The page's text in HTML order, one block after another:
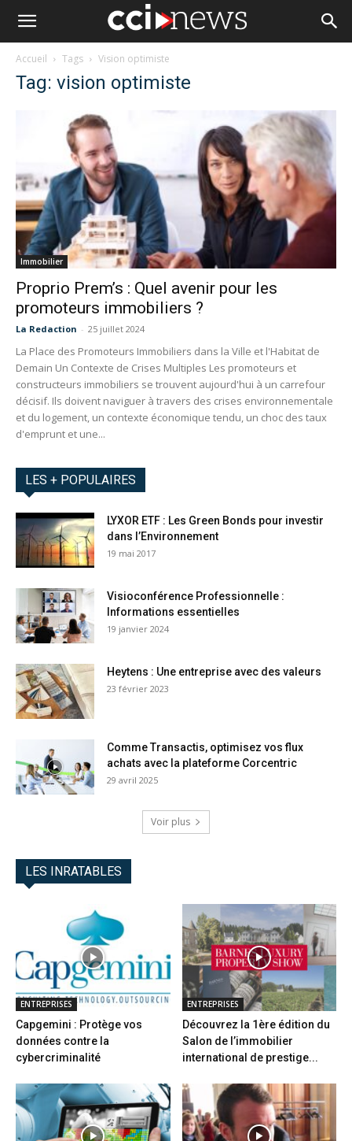
Accueil Tags Vision optimiste
Tag: vision optimiste
Immobilier
Proprio Prem’s : Quel avenir pour les
promoteurs immobiliers ?
La Redaction - 25 juillet 2024
La Place des Promoteurs Immobiliers dans la Ville et l'Habitat de
Demain Un Contexte de Crises Multiples Les promoteurs et
constructeurs immobiliers se trouvent aujourd'hui à un carrefour
décisif. Ils doivent naviguer à travers des crises environnementale
et du logement, un contexte économique tendu, un choc des taux
d'emprunt et une...
LES + POPULAIRES
LYXOR ETF : Les Green Bonds pour investir
dans l’Environnement
19 mai 2017
Visioconférence Professionnelle :
Informations essentielles
19 janvier 2024
Heytens : Une entreprise avec des valeurs
23 février 2023
Comme Transactis, optimisez vos flux
achats avec la plateforme Corcentric
29 avril 2025
Voir plus
LES INRATABLES
ENTREPRISES
Capgemini : Protège vos
données contre la
cybercriminalité
ENTREPRISES
Découvrez la 1ère édition du
Salon de l’immobilier
international de prestige...